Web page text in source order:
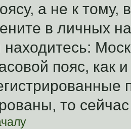
а не к тому,
в личных
пояс, как
то